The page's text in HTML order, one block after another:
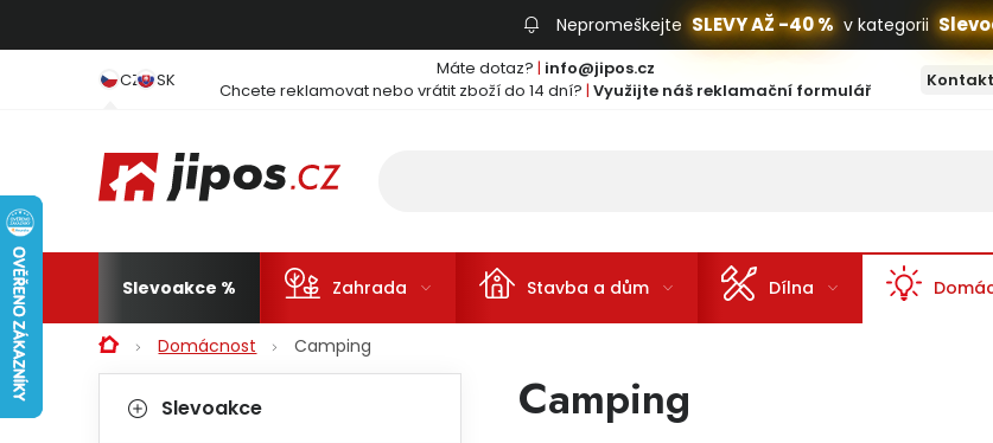
Nepromeškejte SLEVY AŽ -40 % v kategorii
CZ SK Máte dotaz? | info@jipos.cz
Chcete reklamovat nebo vrátit zboží do 14 dní? | Využijte náš reklamační formulář Kontakt
Slevoakce Zahrada Stavba a dům Dílna
DomůDomácnost Camping
Postranní panel
Kategorie
Slevoakce Camping